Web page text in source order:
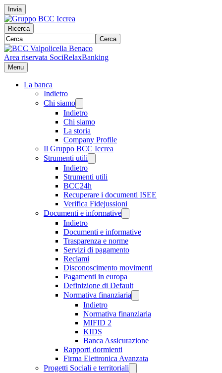
Invia
Ricerca
Cerca
Area riservata SociRelaxBanking
Menu
La banca
Indietro
Chi siamo
Indietro
Chi siamo
La storia
Company Profile
Il Gruppo BCC Iccrea
Strumenti utili
Indietro
Strumenti utili
BCC24h
Recuperare i documenti ISEE
Verifica Fidejussioni
Documenti e informative
Indietro
Documenti e informative
Trasparenza e norme
Servizi di pagamento
Reclami
Disconoscimento movimenti
Pagamenti in europa
Definizione di Default
Normativa finanziaria
Indietro
Normativa finanziaria
MIFID 2
KIDS
Banca Assicurazione
Rapporti dormienti
Firma Elettronica Avanzata
Progetti Sociali e territoriali